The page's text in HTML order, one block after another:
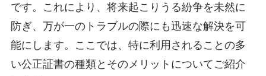
です。これにより、将来起こりうる紛争を未然に
防ぎ、万が一のトラブルの際にも迅速な解決を可
能にします。ここでは、特に利用されることの多
い公正証書の種類とそのメリットについてご紹介